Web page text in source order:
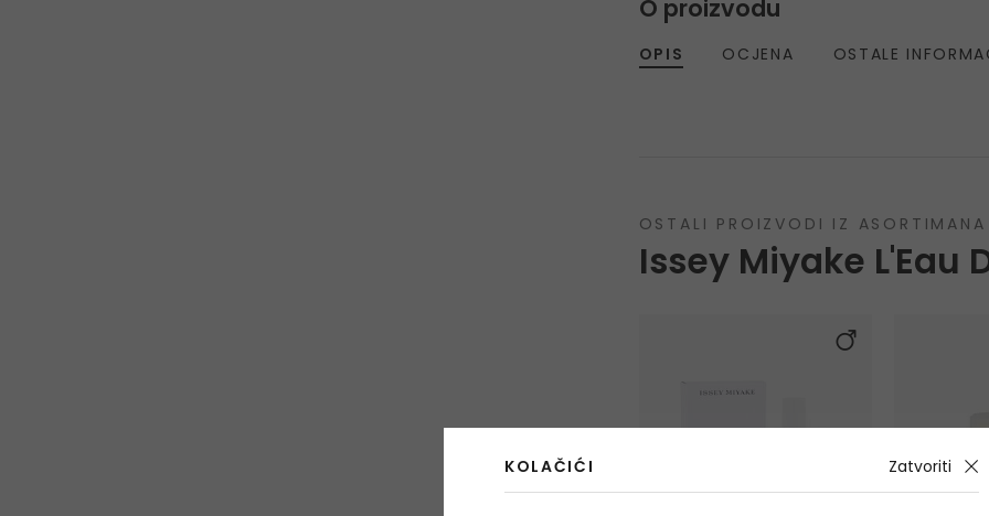
O proizvodu
OPIS OCJENA OSTALE
OSTALI PROIZVODI IZ ASORTIMANA
Issey Miyake L'Eau
KOLAČIĆI Zatvoriti